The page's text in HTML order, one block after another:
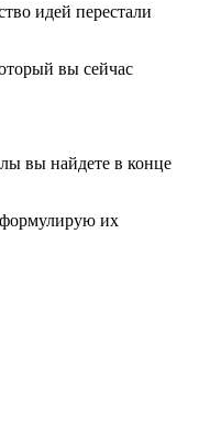
идей перестали
вы сейчас
вы найдете в конце
их